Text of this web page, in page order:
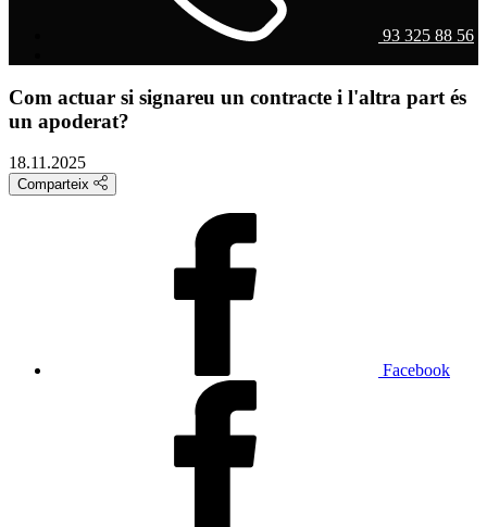
93 325 88 56
Com actuar si signareu un contracte i l'altra part és
un apoderat?
18.11.2025
Comparteix
Facebook